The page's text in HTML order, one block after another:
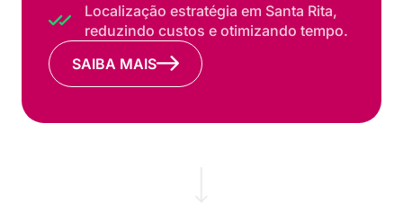
Localização estratégia em Santa Rita,
reduzindo custos e otimizando tempo.
SAIBA MAIS